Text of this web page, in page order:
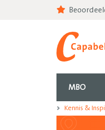
MBO
Kennis &